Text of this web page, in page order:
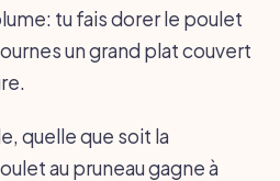
tu fais dorer le poulet
un grand plat couvert
quelle que soit la
au pruneau gagne à